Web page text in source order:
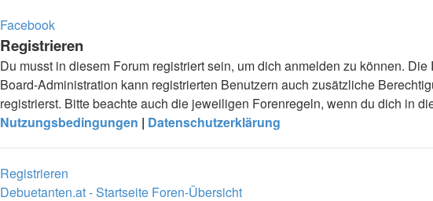
Facebook
Registrieren
Du musst in diesem Forum registriert sein, um dich anmelden zu können.
Board-Administration kann registrierten Benutzern auch zusätzliche
registrierst. Bitte beachte auch die jeweiligen Forenregeln, wenn du dich in
Nutzungsbedingungen | Datenschutzerklärung
Registrieren
Debuetanten.at - Startseite Foren-Übersicht